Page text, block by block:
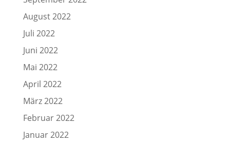
August 2022
Juli 2022
Juni 2022
Mai 2022
April 2022
März 2022
Februar 2022
Januar 2022